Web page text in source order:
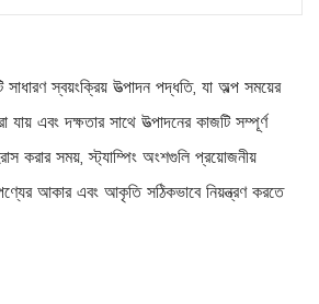
সাধারণ স্বয়ংক্রিয় উত্পাদন পদ্ধতি, যা অল্প সময়ের
যায় এবং দক্ষতার সাথে উত্পাদনের কাজটি সম্পূর্ণ
করার সময়, স্ট্যাম্পিং অংশগুলি প্রয়োজনীয়
আকার এবং আকৃতি সঠিকভাবে নিয়ন্ত্রণ করতে